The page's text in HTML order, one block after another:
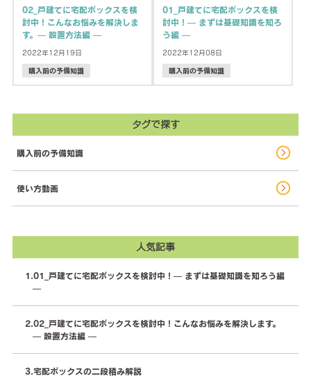
02_戸建てに宅配ボックスを検
討中！こんなお悩みを解決しま
す。— 設置方法編 —
2022年12月19日
購入前の予備知識
01_戸建てに宅配ボックスを検
討中！— まずは基礎知識を知ろ
う編 —
2022年12月08日
購入前の予備知識
タグで探す
購入前の予備知識
使い方動画
人気記事
01_戸建てに宅配ボックスを検討中！— まずは基礎知識を知ろう編
—
02_戸建てに宅配ボックスを検討中！こんなお悩みを解決します。
— 設置方法編 —
宅配ボックスの二段積み解説